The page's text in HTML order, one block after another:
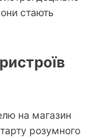
стають
на магазин
розумного